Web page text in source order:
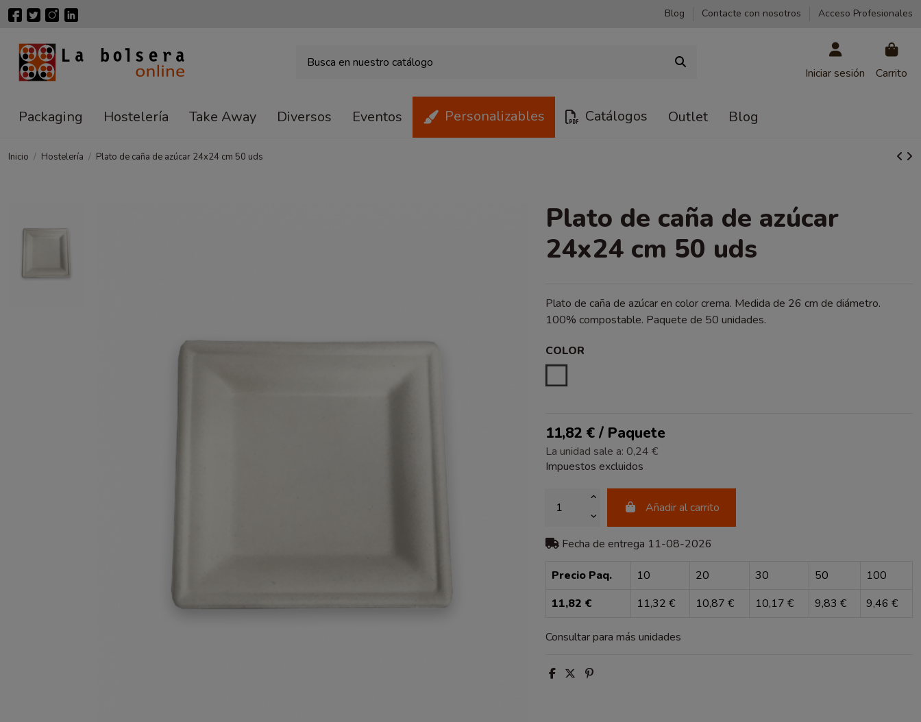
Blog Contacte con nosotros Acceso Profesionales
Iniciar sesión Carrito
Packaging Hostelería Take Away Diversos Eventos Personalizables Catálogos Outlet Blog
Inicio Hostelería Plato de caña de azúcar 24x24 cm 50 uds
Plato de caña de azúcar
24x24 cm 50 uds
Plato de caña de azúcar en color crema. Medida de 26 cm de diámetro.
100% compostable. Paquete de 50 unidades.
COLOR
11,82 € / Paquete
La unidad sale a: 0,24 €
Impuestos excluidos
Añadir al carrito
Fecha de entrega 11-08-2026
Precio Paq. 10 20 30 50
100
11,82 €
11,32 € 10,87 € 10,17 € 9,83 € 9,46 €
Consultar para más unidades